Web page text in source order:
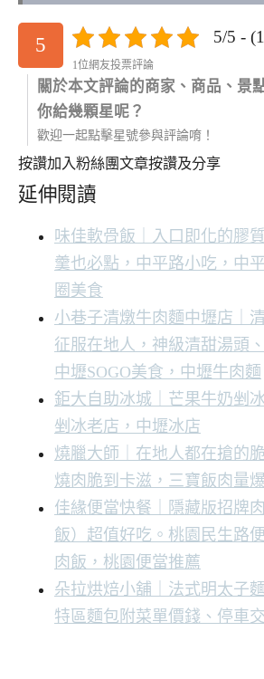
5 5/5 -
1位網友投票評論
關於本文評論的商家、商品、景
你給幾顆星呢？
歡迎一起點擊星號參與評論唷！
按讚加入粉絲團文章按讚及分享
延伸閱讀
味佳軟骨飯｜入口即化的膠
羹也必點，中平路小吃，中
圈美食
小巷子清燉牛肉麵中壢店｜
征服在地人，神級清甜湯頭
中壢SOGO美食，中壢牛肉麵
鉅大自助冰城｜芒果牛奶剉
剉冰老店，中壢冰店
燒臘大師｜在地人都在搶的
燒肉脆到卡滋，三寶飯肉量
佳緣便當快餐｜隱藏版招牌
飯）超值好吃。桃園民生路
肉飯，桃園便當推薦
朵拉烘焙小舖｜法式明太子
特區麵包附菜單價錢、停車